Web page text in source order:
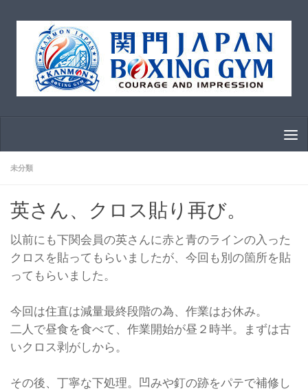
コンテンツへスキップ
未分類
英さん、クロス貼り再び。
以前にも下関会員の英さんに赤と青のラインの入った
クロスを貼ってもらいましたが、今回も別の箇所を貼
ってもらいました。
今回は住直は減量最終段階の為、作業はお休み。
二人で昼食を食べて、作業開始が昼２時半。まずは古
いクロス剥がしから。
その後、丁寧な下処理。凹みや釘の跡をパテで補修し